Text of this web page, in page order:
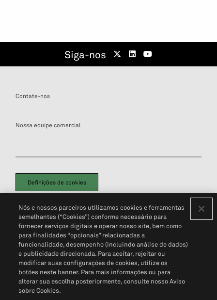
Siga-nos
Contate-nos
Nossa equipe comercial
Definições de cookies
Política de PrivacidadePortal de privacidade do cliente (em inglês)
Não Venda Minhas Informações Pessoais© 2026 S&P Global
Nós e nossos parceiros utilizamos cookies e ferramentas
semelhantes (“Cookies”) conforme necessário para
fornecer serviços digitais e operar nosso site, bem como
para finalidades “opcionais” relacionadas a
funcionalidade, desempenho (incluindo análise de dados)
e publicidade direcionada. Para aceitar, rejeitar ou
modificar suas configurações de cookies, utilize os
botões neste banner. Para mais informações ou para
alterar sua escolha posteriormente, consulte nosso Aviso
sobre Cookies.